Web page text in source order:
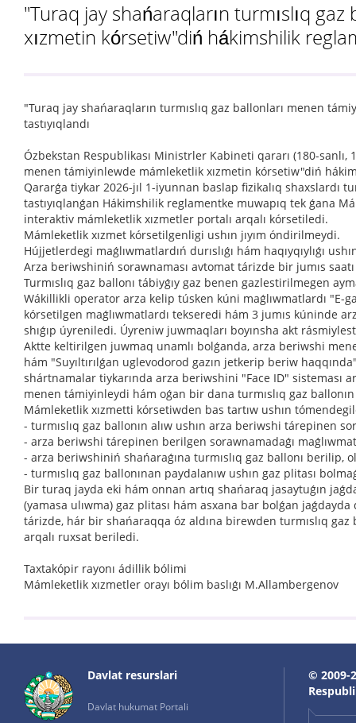
"Turaq jay shańaraqların turmıslıq
xızmetin kórsetiw"diń hákimshilik
"Turaq jay shańaraqların turmıslıq gaz ballonları menen
tastıyıqlandı
Ózbekstan Respublikası Ministrler Kabineti qararı (180-
menen támiyinlewde mámleketlik xızmetin kórsetiw"diń
Qararǵa tiykar 2026-jıl 1-iyunnan baslap fizikalıq shaxslardı
tastıyıqlanǵan Hákimshilik reglamentke muwapıq tek ǵana
interaktiv mámleketlik xızmetler portalı arqalı kórsetiledi.
Mámleketlik xızmet kórsetilgenligi ushın jıyım óndirilmeydi.
Hújjetlerdegi maǵlıwmatlardıń durıslıǵı hám haqıyqıylıǵı
Arza beriwshiniń sorawnaması avtomat tárizde bir jumıs
Turmıslıq gaz ballonı tábiyǵıy gaz benen gazlestirilmegen
Wákillikli operator arza kelip túsken kúni maǵlıwmatlardı "E-
kórsetilgen maǵlıwmatlardı tekseredi hám 3 jumıs kúninde
shıǵıp úyreniledi. Úyreniw juwmaqları boyınsha akt
Aktte keltirilgen juwmaq unamlı bolǵanda, arza beriwshi
hám "Suyıltırılǵan uglevodorod gazın jetkerip beriw
shártnamalar tiykarında arza beriwshini "Face ID" sisteması
menen támiyinleydi hám oǵan bir dana turmıslıq gaz
Mámleketlik xızmetti kórsetiwden bas tartıw ushın
- turmıslıq gaz ballonın alıw ushın arza beriwshi tárepinen
- arza beriwshi tárepinen berilgen sorawnamadaǵı
- arza beriwshiniń shańaraǵına turmıslıq gaz ballonı berilip,
- turmıslıq gaz ballonınan paydalanıw ushın gaz plitası
Bir turaq jayda eki hám onnan artıq shańaraq jasaytuǵın
(yamasa ulıwma) gaz plitası hám asxana bar bolǵan
tárizde, hár bir shańaraqqa óz aldına birewden turmıslıq
arqalı ruxsat beriledi.
Taxtakópir rayonı ádillik bólimi
Mámleketlik xızmetler orayı bólim baslıǵı M.Allambergenov
Davlat resurslari
Davlat hukumat Portali
© 2009-